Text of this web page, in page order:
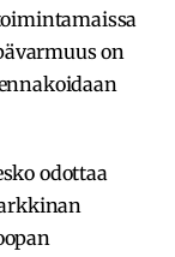
on
odottaa